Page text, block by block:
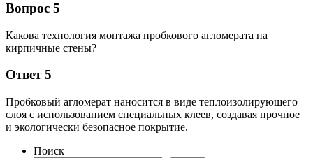
Вопрос 5
Какова технология монтажа пробкового агломерата на
кирпичные стены?
Ответ 5
Пробковый агломерат наносится в виде теплоизолирующего
слоя с использованием специальных клеев, создавая прочное
и экологически безопасное покрытие.
Поиск